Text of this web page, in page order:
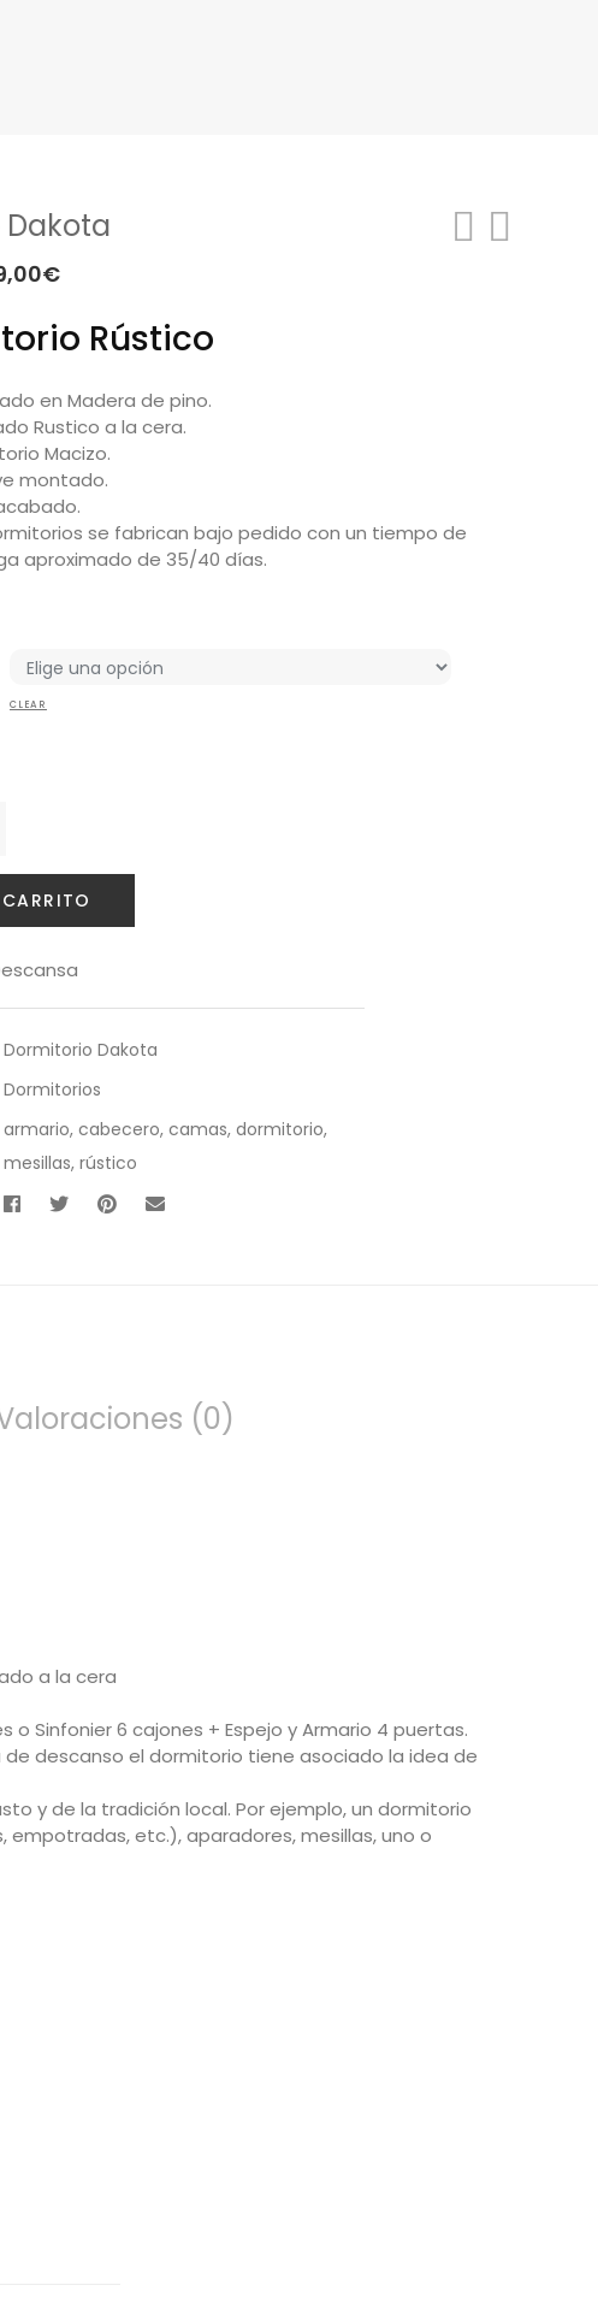
€Rango
precios:
669,00€
hasta
799,00€
Rústico
en Madera de pino.
Rustico a la cera.
Macizo.
montado.
se fabrican bajo pedido con un tiempo de
aproximado de 35/40 días.
CLEAR
Dormitorio Dakota
Dormitorios
armario, cabecero, camas, dormitorio,
mesillas, rústico
(0)
a la cera
Sinfonier 6 cajones + Espejo y Armario 4 puertas.
descanso el dormitorio tiene asociado la idea de
y de la tradición local. Por ejemplo, un dormitorio
empotradas, etc.), aparadores,mesillas, uno o